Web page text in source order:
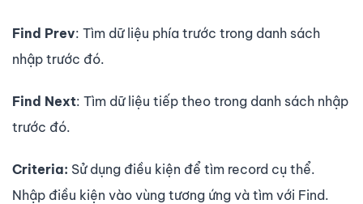
Find Prev: Tìm dữ liệu phía trước trong danh sách
nhập trước đó.
Find Next: Tìm dữ liệu tiếp theo trong danh sách nhập
trước đó.
Criteria: Sử dụng điều kiện để tìm record cụ thể.
Nhập điều kiện vào vùng tương ứng và tìm với Find.